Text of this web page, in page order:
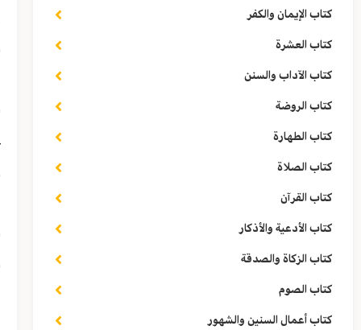
كتاب الإيمان والكفر
كتاب العشرة
كتاب الآداب والسنن
كتاب الروضة
كتاب الطهارة
كتاب الصلاة
كتاب القرآن
كتاب الأدعية والأذكار
كتاب الزكاة والصدقة
كتاب الصوم
كتاب أعمال السنين والشهور